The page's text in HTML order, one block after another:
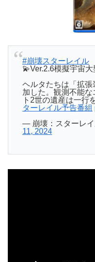
#崩壊スターレイル
💫Ver.2.6模擬宇宙
ヘルタたちは「拡
加した。観測不能
ト2世の遺産は一
ターレイル予告番組
— 崩壊：スターレ
11, 2024